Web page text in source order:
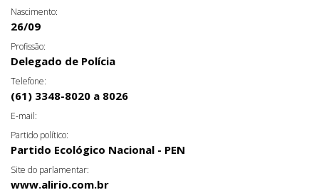
Nascimento:
26/09
Profissão:
Delegado de Polícia
Telefone:
(61) 3348-8020 a 8026
E-mail:
Partido político:
Partido Ecológico Nacional - PEN
Site do parlamentar:
www.alirio.com.br